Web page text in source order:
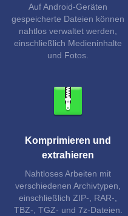
Auf Android-Geräten
gespeicherte Dateien können
nahtlos verwaltet werden,
einschließlich Medieninhalte
und Fotos.
Komprimieren und
extrahieren
Nahtloses Arbeiten mit
verschiedenen Archivtypen,
einschließlich ZIP-, RAR-,
TBZ-, TGZ- und 7z-Dateien.